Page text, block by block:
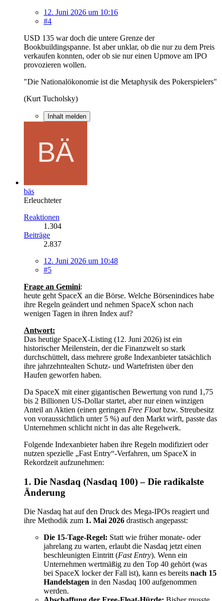
12. Juni 2026 um 10:16
#4
USD 135 war doch die untere Grenze der
Bookbuildingspanne. Ist aber unklar, ob die nur zu dem Preis
verkaufen konnten, oder ob sie nur einen Upmove am IPO
provozieren wollen.
"Die Nationalökonomie ist die Metaphysik des Pokerspielers"
(Kurt Tucholsky)
Inhalt melden
bäs
Erleuchteter
Reaktionen
1.304
Beiträge
2.837
12. Juni 2026 um 10:48
#5
Frage an Gemini:
heute geht SpaceX an die Börse. Welche Börsenindices habe
ihre Regeln geändert und nehmen SpaceX schon nach
wenigen Tagen in ihren Index auf?
Antwort:
Das heutige SpaceX-Listing (12. Juni 2026) ist ein
historischer Meilenstein, der die Finanzwelt so stark
durchschüttelt, dass mehrere große Indexanbieter tatsächlich
ihre jahrzehntealten Schutz- und Wartefristen über den
Haufen geworfen haben.
Da SpaceX mit einer gigantischen Bewertung von rund 1,75
bis 2 Billionen US-Dollar startet, aber nur einen winzigen
Anteil an Aktien (einen geringen Free Floatbzw. Streubesitz
von voraussichtlich unter 5 %) auf den Markt wirft, passte das
Unternehmen schlicht nicht in das alte Regelwerk.
Folgende Indexanbieter haben ihre Regeln modifiziert oder
nutzen spezielle „Fast Entry“-Verfahren, um SpaceX in
Rekordzeit aufzunehmen:
1. Die Nasdaq (Nasdaq 100) – Die radikalste
Änderung
Die Nasdaq hat auf den Druck des Mega-IPOs reagiert und
ihre Methodik zum 1. Mai 2026 drastisch angepasst:
Die 15-Tage-Regel: Statt wie früher monate- oder
jahrelang zu warten, erlaubt die Nasdaq jetzt einen
beschleunigten Eintritt (Fast Entry). Wenn ein
Unternehmen wertmäßig zu den Top 40 gehört (was
bei SpaceX locker der Fall ist), kann es bereits nach 15
Handelstagen in den Nasdaq 100 aufgenommen
werden.